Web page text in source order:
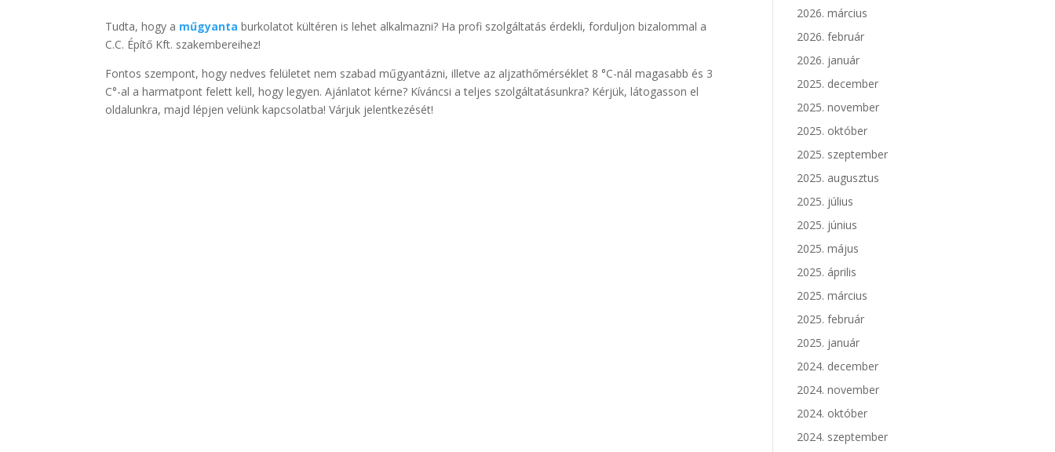
Tudta, hogy a műgyanta burkolatot kültéren is lehet alkalmazni? Ha profi szolgáltatás érdekli, forduljon bizalommal a
C.C. Építő Kft. szakembereihez!
Fontos szempont, hogy nedves felületet nem szabad műgyantázni, illetve az aljzathőmérséklet 8 °C-nál magasabb és 3
C°-al a harmatpont felett kell, hogy legyen. Ajánlatot kérne? Kíváncsi a teljes szolgáltatásunkra? Kérjük, látogasson el
oldalunkra, majd lépjen velünk kapcsolatba! Várjuk jelentkezését!
2026. március
2026. február
2026. január
2025. december
2025. november
2025. október
2025. szeptember
2025. augusztus
2025. július
2025. június
2025. május
2025. április
2025. március
2025. február
2025. január
2024. december
2024. november
2024. október
2024. szeptember